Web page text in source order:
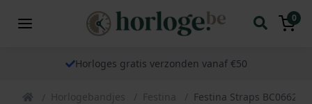
0
Horloges gratis verzonden vanaf €50
Horlogebandjes Festina Festina Straps BC06625